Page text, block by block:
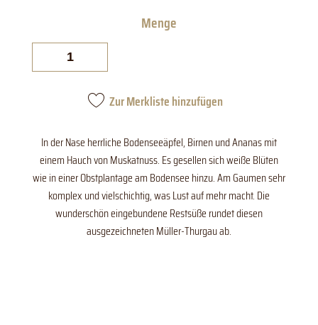
Zur Merkliste hinzufügen
In der Nase herrliche Bodenseeäpfel, Birnen und Ananas mit
einem Hauch von Muskatnuss. Es gesellen sich weiße Blüten
wie in einer Obstplantage am Bodensee hinzu. Am Gaumen sehr
komplex und vielschichtig, was Lust auf mehr macht. Die
wunderschön eingebundene Restsüße rundet diesen
ausgezeichneten Müller-Thurgau ab.